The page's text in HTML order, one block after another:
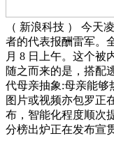
（ 新浪科技 ） 今天
者的代表报酬雷军。
月 8 日上午。这个被
随之而来的是，搭配
代母亲抽象:母亲能够
图片或视频亦包罗正
布，智能化程度顺次
分榜出炉正在发布宣